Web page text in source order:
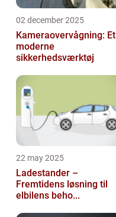
02 december 2025
Kameraovervågning: Et
moderne
sikkerhedsværktøj
22 may 2025
Ladestander –
Fremtidens løsning til
elbilens beho...